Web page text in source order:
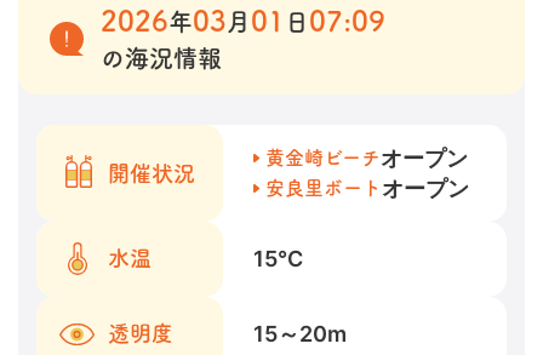
2026年03 月 01 日 07:09
の海況情報
開催状況
黄金崎ビーチオープン
安良里ボート オープン
水温 15℃
透明度 15～20m